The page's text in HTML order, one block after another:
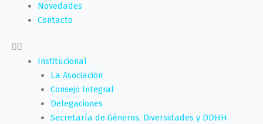
Novedades
Contacto
Institucional
La Asociación
Consejo Integral
Delegaciones
Secretaría de Géneros, Diversidades y DDHH